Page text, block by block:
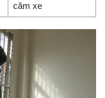
căm xe